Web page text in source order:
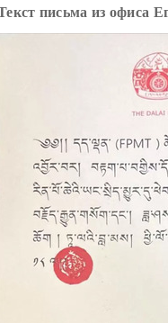
письма из офиса